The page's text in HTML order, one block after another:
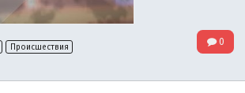
Происшествия 0